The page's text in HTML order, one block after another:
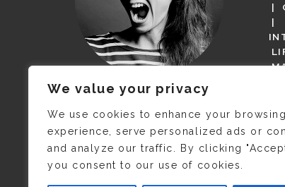
We value your privacy
We use cookies to enhance your browsing
experience, serve personalized ads or
and analyze our traffic. By clicking
you consent to our use of cookies.
JE M’APPELLE DELPHINE MAIS
C’EST ©CAMILLE COLLIN QUI A
PRIS CETTE PHOTO !